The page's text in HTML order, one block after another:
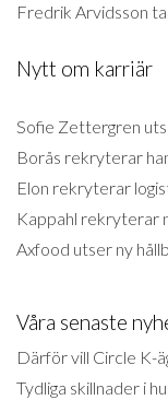
Fredrik Arvidsson
Nytt om karriär
Sofie Zettergren
Borås rekryterar
Elon rekryterar
Kappahl rekryterar
Axfood utser ny
Våra senaste
Därför vill Circle K-
Tydliga skillnader i